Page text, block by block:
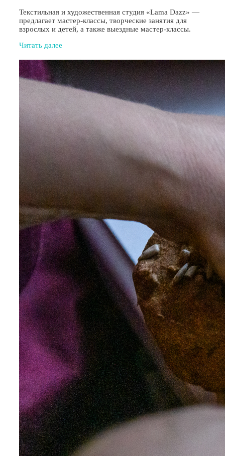
Текстильная и художественная студия «Lama Dazz» —
предлагает мастер-классы, творческие занятия для
взрослых и детей, а также выездные мастер-классы.
Читать далее